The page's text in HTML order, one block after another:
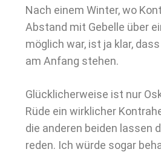
Nach einem Winter, wo
Abstand mit Gebelle über
möglich war, ist ja klar,
am Anfang stehen.
Glücklicherweise ist nur
Rüde ein wirklicher
die anderen beiden lassen
reden. Ich würde sogar